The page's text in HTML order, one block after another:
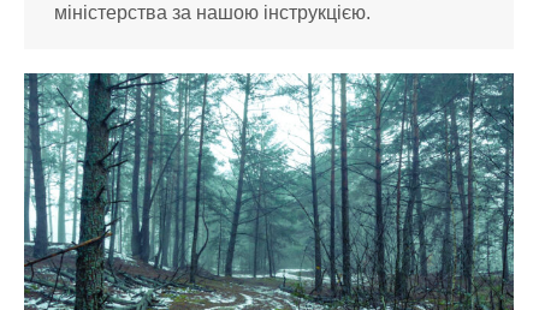
міністерства за нашою інструкцією.